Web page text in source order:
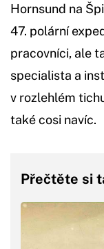
Hornsund na
47. polární
pracovníci, ale
specialista a
v rozlehlém
také cosi navíc.
Přečtěte si